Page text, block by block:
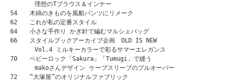
理想のTブラウス＆インナー
54　　木綿のきものを風船パンツにリメーク
62　　これが私の定番スタイル
64　　小さな手作り かぎ針で編むマルシェバッグ
66　　スタイルブックアーカイブ企画　OLD IS NEW
Vol.4 ミルキーカラーで彩るサマーエレガンス
70　　ベビーロック「Sakura」「Tumugi」で縫う
makoさんデザイン ケープスリーブのプルオーバー
72　　“大塚屋”のオリジナルファブリック